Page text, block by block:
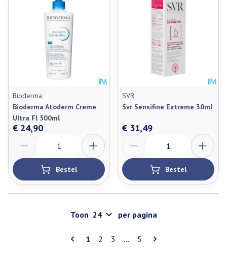
Bioderma
Bioderma Atoderm Creme
Ultra Fl 500ml
€ 24,90
Bestel
SVR
Svr Sensifine Extreme 30ml
€ 31,49
Bestel
Pagina's
U lees momenteel pagina
1 Pagina
2 Pagina
3 ... Pagina
5
Toon per pagina